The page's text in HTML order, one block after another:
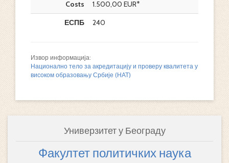
Costs
1.500,00 EUR*
ЕСПБ
240
Извор информација:
Национално тело за акредитацију и проверу квалитета у
високом образовању Србије (НАТ)
Универзитет у Београду
Факултет политичких наука